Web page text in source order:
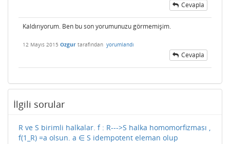
Cevapla
Kaldırıyorum. Ben bu son yorumunuzu görmemişim.
12 Mayıs 2015 Ozgur tarafından yorumlandı
Cevapla
İlgili sorular
R ve S birimli halkalar. f : R--->S halka homomorfizması ,
f(1_R) =a olsun. a ∈ S idempotent eleman olup